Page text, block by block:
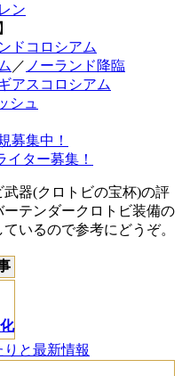
ン
ドコロシアム
／ ノーランド降臨
アスコロシアム
シュ
募集中！
ター募集！
器(クロトビの宝杯)の評
テンダークロトビ装備の
いるので参考にどうぞ。
と最新情報